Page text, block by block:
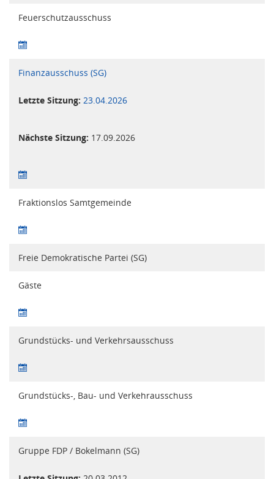
Feuerschutzausschuss
Finanzausschuss (SG)
Letzte Sitzung: 23.04.2026
Nächste Sitzung: 17.09.2026
Fraktionslos Samtgemeinde
Freie Demokratische Partei (SG)
Gäste
Grundstücks- und Verkehrsausschuss
Grundstücks-, Bau- und Verkehrausschuss
Gruppe FDP / Bokelmann (SG)